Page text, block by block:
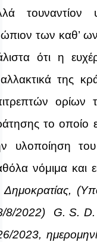
τουναντίον
των καθ’ ων
ότι η
της
το οποίο
υλοποίηση
νόμιμα και
Δημοκρατίας,
8/2022) G.S.D
2023,